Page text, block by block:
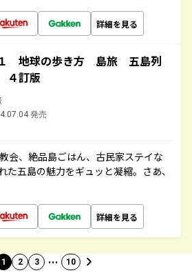
詳細を見る
地球の歩き方 島旅 五島列
訂版
発売
会、絶品島ごはん、古民家ステイな
た五島の魅力をギュッと凝縮。さあ、
詳細を見る
1 2 3 … 10